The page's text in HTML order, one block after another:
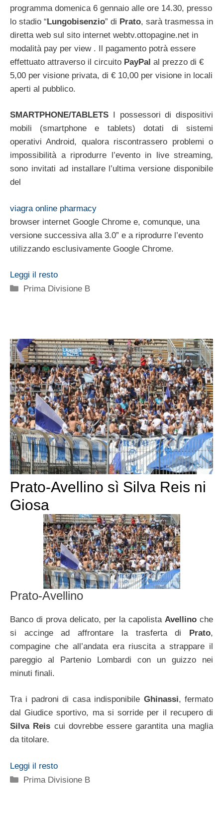
programma domenica 6 gennaio alle ore 14.30, presso
lo stadio “Lungobisenzio” di Prato, sarà trasmessa in
diretta web sul sito internet webtv.ottopagine.net in
modalità pay per view . Il pagamento potrà essere
effettuato attraverso il circuito PayPal al prezzo di €
5,00 per visione privata, di € 10,00 per visione in locali
aperti al pubblico.
SMARTPHONE/TABLETS I possessori di dispositivi
mobili (smartphone e tablets) dotati di sistemi
operativi Android, qualora riscontrassero problemi o
impossibilità a riprodurre l’evento in live streaming,
sono invitati ad installare l’ultima versione disponibile
del
viagra online pharmacy
browser internet Google Chrome e, comunque, una
versione successiva alla 3.0” e a riprodurre l’evento
utilizzando esclusivamente Google Chrome.
Leggi il resto
Categorie
Prima Divisione B
Prato-Avellino sì Silva Reis ni
Giosa
Prato-Avellino
Banco di prova delicato, per la capolista Avellino che
si accinge ad affrontare la trasferta di Prato,
compagine che all’andata era riuscita a strappare il
pareggio al Partenio Lombardi con un guizzo nei
minuti finali.
Tra i padroni di casa indisponibile Ghinassi, fermato
dal Giudice sportivo, ma si sorride per il recupero di
Silva Reis cui dovrebbe essere garantita una maglia
da titolare.
Leggi il resto
Categorie
Prima Divisione B